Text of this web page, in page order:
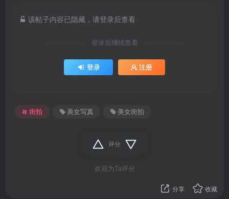
该帖子内容已隐藏，请登录后查看
登录后继续查看
登录 注册
街拍 美女写真 美女街拍
评分
欢迎为Ta评分
分享 收藏